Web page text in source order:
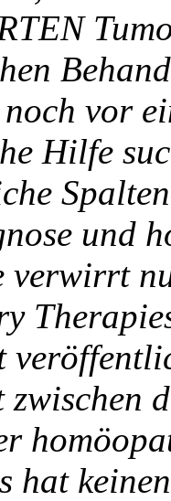
vor
Hilfe
und
verwirrt
zwischen
hat